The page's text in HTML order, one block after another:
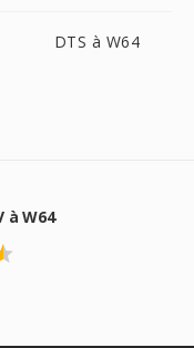
DTS à W64
à W64